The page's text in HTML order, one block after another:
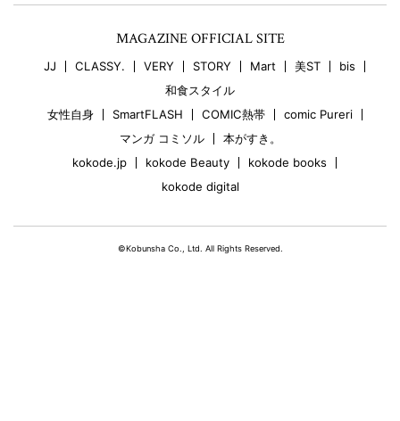
MAGAZINE OFFICIAL SITE
JJ CLASSY. VERY STORY Mart 美ST
bis
和食スタイル
女性自身
SmartFLASH COMIC熱帯
comic Pureri
マンガ コミソル
本がすき。
kokode.jp
kokode Beauty
kokode books
kokode digital
©Kobunsha Co., Ltd. All Rights Reserved.